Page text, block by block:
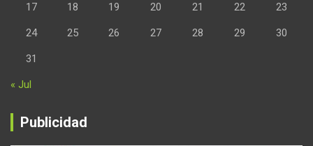
17 18 19 20 21 22 23
24 25 26 27 28 29 30
31
« Jul
Publicidad